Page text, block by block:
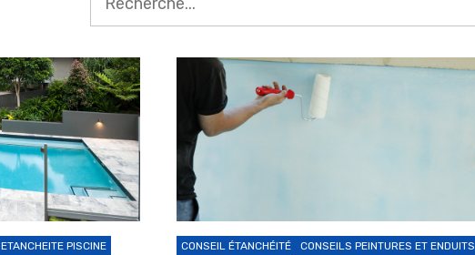
ETANCHEITE PISCINE
CONSEIL ÉTANCHÉITÉ
CONSEILS PEINTURES ET ENDUITS